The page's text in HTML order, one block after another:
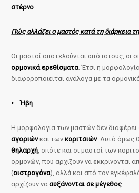
στέρνο
Πώς αλλάζει ο μαστός κατά τη διάρκεια
Οι μαστοί αποτελούνται από ιστούς, οι
ορμονικά ερεθίσματα. Έτσι η
διαφοροποιείται ανάλογα με τα
• Ήβη
Η μορφολογία των μαστών δεν διαφέρει
αγοριώνκαι τωνκοριτσιών. Αυτό όμως
θηλαρχή , οπότε και οι μαστοί των
ορμονών, που αρχίζουν να εκκρίνονται
(οιστρογόνα), αλλά και από τον
αρχίζουν νααυξάνονται σε μέγεθος